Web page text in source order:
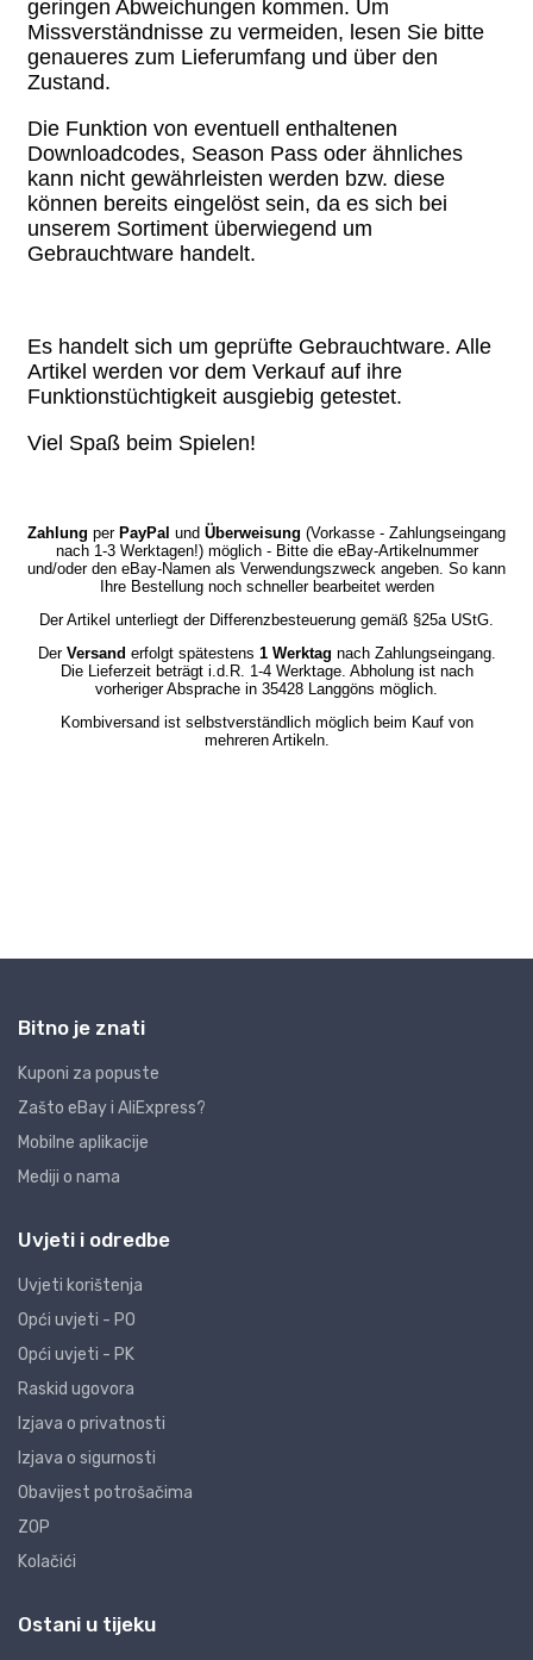
Bitno je znati
Kuponi za popuste
Zašto eBay i AliExpress?
Mobilne aplikacije
Mediji o nama
Uvjeti i odredbe
Uvjeti korištenja
Opći uvjeti - PO
Opći uvjeti - PK
Raskid ugovora
Izjava o privatnosti
Izjava o sigurnosti
Obavijest potrošačima
ZOP
Kolačići
Ostani u tijeku